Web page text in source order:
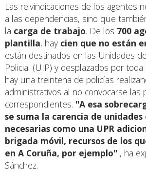
Las reivindicaciones de los agentes
a las dependencias, sino que
la carga de trabajo. De los 700
plantilla, hay cien que no están
están destinados en las Unidades
Policial (UIP) y desplazados por toda
hay una treintena de policías
administrativos al no convocarse las
correspondientes. "A esa
se suma la carencia de unidades
necesarias como una UPR
brigada móvil, recursos de los
en A Coruña, por ejemplo" , ha
Sánchez.